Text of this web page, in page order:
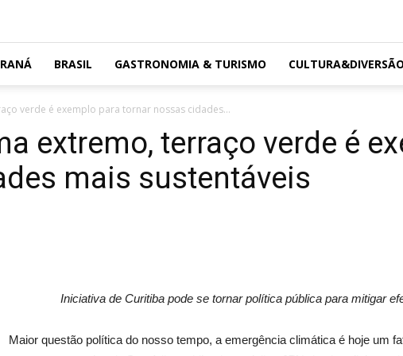
BRASIL GASTRONOMIA & TURISMO CULTURA&DIVERSÃO
verde é exemplo para tornar nossas cidades...
extremo, terraço verde é
mais sustentáveis
Iniciativa de Curitiba pode se tornar política pública para mitigar
Maior questão política do nosso tempo, a emergência climática é hoje um